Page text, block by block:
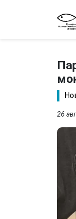
26